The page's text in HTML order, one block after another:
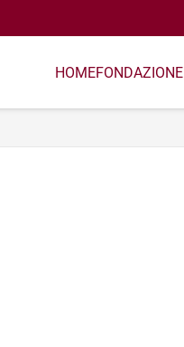
HOMEFONDAZIONE